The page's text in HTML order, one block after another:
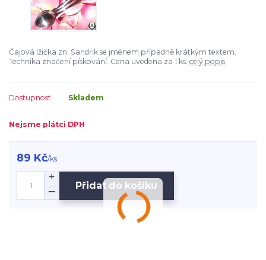
Čajová lžička zn. Sandrik se jménem případně krátkým textem.
Technika značení pískování. Cena uvedena za 1 ks. celý popis
Dostupnost Skladem
Nejsme plátci DPH
89 Kč/ks
Přidat do košíku